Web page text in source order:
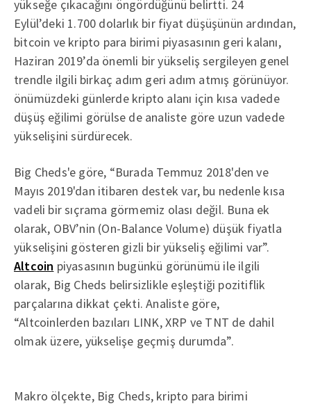
yükseğe çıkacağını öngördüğünü belirtti. 24
Eylül’deki 1.700 dolarlık bir fiyat düşüşünün ardından,
bitcoin ve kripto para birimi piyasasının geri kalanı,
Haziran 2019’da önemli bir yükseliş sergileyen genel
trendle ilgili birkaç adım geri adım atmış görünüyor.
önümüzdeki günlerde kripto alanı için kısa vadede
düşüş eğilimi görülse de analiste göre uzun vadede
yükselişini sürdürecek.
Big Cheds'e göre, “Burada Temmuz 2018'den ve
Mayıs 2019'dan itibaren destek var, bu nedenle kısa
vadeli bir sıçrama görmemiz olası değil. Buna ek
olarak, OBV’nin (On-Balance Volume) düşük fiyatla
yükselişini gösteren gizli bir yükseliş eğilimi var”.
Altcoin piyasasının bugünkü görünümü ile ilgili
olarak, Big Cheds belirsizlikle eşleştiği pozitiflik
parçalarına dikkat çekti. Analiste göre,
“Altcoinlerden bazıları LINK, XRP ve TNT de dahil
olmak üzere, yükselişe geçmiş durumda”.
Makro ölçekte, Big Cheds, kripto para birimi